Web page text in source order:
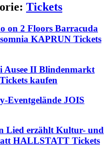
Tickets
on 2 Floors Barracuda
KAPRUN Tickets
Ausee II Blindenmarkt
kaufen
Eventgelände JOIS
Lied erzählt Kultur- und
HALLSTATT Tickets